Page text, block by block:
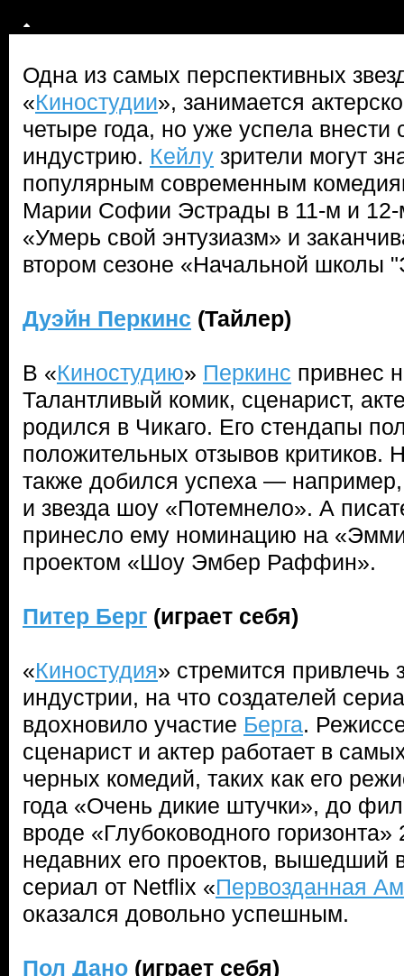
Одна из самых перспективных
«Киностудии», занимается
четыре года, но уже успела внести
индустрию. Кейлу зрители могут
популярным современным
Марии Софии Эстрады в 11-м и 12-
«Умерь свой энтузиазм» и
втором сезоне «Начальной школы
Дуэйн Перкинс (Тайлер)
В «Киностудию» Перкинс привнес
Талантливый комик, сценарист,
родился в Чикаго. Его стендапы
положительных отзывов критиков.
также добился успеха — например,
и звезда шоу «Потемнело». А
принесло ему номинацию на
проектом «Шоу Эмбер Раффин».
Питер Берг (играет себя)
«Киностудия» стремится привлечь
индустрии, на что создателей
вдохновило участие Берга.
сценарист и актер работает в
черных комедий, таких как его
года «Очень дикие штучки», до
вроде «Глубоководного
недавних его проектов, вышедший
сериал от Netflix «Первозданная
оказался довольно успешным.
Пол Дано (играет себя)